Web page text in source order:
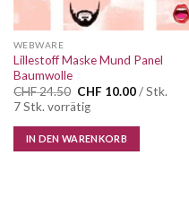
WEBWARE
Lillestoff Maske Mund Panel
Baumwolle
CHF24.50 Ursprünglicher
Preis
war:
CHF 24.50
CHF 10.00Aktueller
CHF 10.00.
/ Stk.
7 Stk. vorrätig
IN DEN WARENKORB